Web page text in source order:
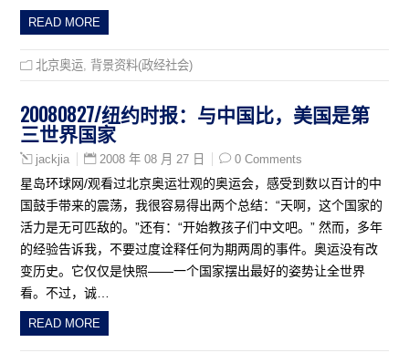
READ MORE
北京奥运 背景资料(政经社会)
20080827/纽约时报：与中国比，美国是第
三世界国家
jackjia 2008 年 08 月 27 日 0 Comments
星岛环球网/观看过北京奥运壮观的奥运会，感受到数以百计的中
国鼓手带来的震荡，我很容易得出两个总结：“天啊，这个国家的
活力是无可匹敌的。”还有：“开始教孩子们中文吧。” 然而，多年
的经验告诉我，不要过度诠释任何为期两周的事件。奥运没有改
变历史。它仅仅是快照——一个国家摆出最好的姿势让全世界
看。不过，诚…
READ MORE